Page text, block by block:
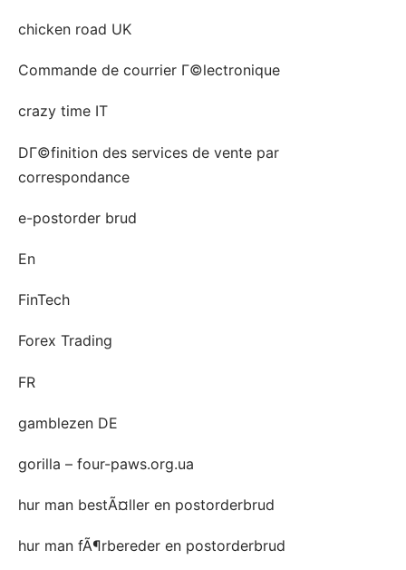
chicken road UK
Commande de courrier Г©lectronique
crazy time IT
DГ©finition des services de vente par
correspondance
e-postorder brud
En
FinTech
Forex Trading
FR
gamblezen DE
gorilla – four-paws.org.ua
hur man bestÃ¤ller en postorderbrud
hur man fÃ¶rbereder en postorderbrud